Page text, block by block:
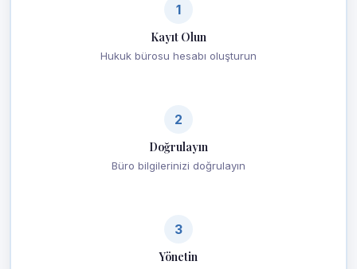
1
Kayıt Olun
Hukuk bürosu hesabı oluşturun
2
Doğrulayın
Büro bilgilerinizi doğrulayın
3
Yönetin